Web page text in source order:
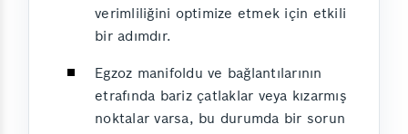
verimliliğini optimize etmek için etkili
bir adımdır.
Egzoz manifoldu ve bağlantılarının
etrafında bariz çatlaklar veya kızarmış
noktalar varsa, bu durumda bir sorun